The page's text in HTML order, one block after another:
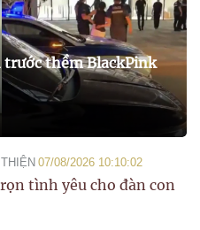
trước thềm BlackPink
07/08/2026 10:10:02
tình yêu cho đàn con